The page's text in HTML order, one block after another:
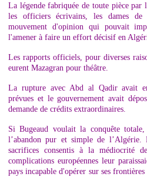
La légende fabriquée de toute pièce par
les officiers écrivains, les dames
mouvement d'opinion qui pouvait
l'amener à faire un effort décisif en
Les rapports officiels, pour diverses
eurent Mazagran pour théâtre.
La rupture avec Abd al Qadir avait
prévues et le gouvernement avait
demande de crédits extraordinaires.
Si Bugeaud voulait la conquête totale,
l’abandon pur et simple de l’Algérie.
sacrifices consentis à la médiocrité
complications européennes leur
pays incapable d'opérer sur ses